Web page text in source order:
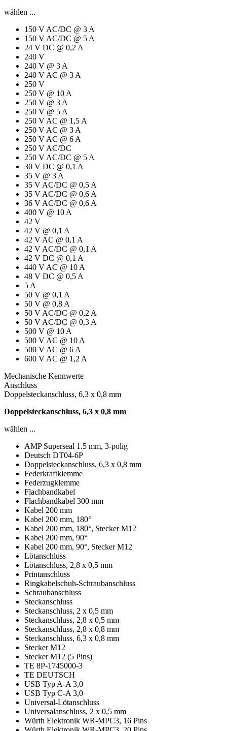
wählen ...
150 V AC/DC @ 3 A
150 V AC/DC @ 5 A
24 V DC @ 0,2 A
240 V
240 V @ 3 A
240 V AC @ 3 A
250 V
250 V @ 10 A
250 V @ 3 A
250 V @ 5 A
250 V AC @ 1,5 A
250 V AC @ 3 A
250 V AC @ 6 A
250 V AC/DC
250 V AC/DC @ 5 A
30 V DC @ 0,1 A
35 V @ 3 A
35 V AC/DC @ 0,5 A
35 V AC/DC @ 0,6 A
36 V AC/DC @ 0,6 A
400 V @ 10 A
42 V
42 V @ 0,1 A
42 V AC @ 0,1 A
42 V AC/DC @ 0,1 A
42 V DC @ 0,1 A
440 V AC @ 10 A
48 V DC @ 0,5 A
5 A
50 V @ 0,1 A
50 V @ 0,8 A
50 V AC/DC @ 0,2 A
50 V AC/DC @ 0,3 A
500 V @ 10 A
500 V AC @ 10 A
500 V AC @ 6 A
600 V AC @ 1,2 A
Mechanische Kennwerte
Anschluss
Doppelsteckanschluss, 6,3 x 0,8 mm
Doppelsteckanschluss, 6,3 x 0,8 mm
wählen ...
AMP Superseal 1.5 mm, 3-polig
Deutsch DT04-6P
Doppelsteckanschluss, 6,3 x 0,8 mm
Federkraftklemme
Federzugklemme
Flachbandkabel
Flachbandkabel 300 mm
Kabel 200 mm
Kabel 200 mm, 180°
Kabel 200 mm, 180°, Stecker M12
Kabel 200 mm, 90°
Kabel 200 mm, 90°, Stecker M12
Lötanschluss
Lötanschluss, 2,8 x 0,5 mm
Printanschluss
Ringkabelschuh-Schraubanschluss
Schraubanschluss
Steckanschluss
Steckanschluss, 2 x 0,5 mm
Steckanschluss, 2,8 x 0,5 mm
Steckanschluss, 2,8 x 0,8 mm
Steckanschluss, 6,3 x 0,8 mm
Stecker M12
Stecker M12 (5 Pins)
TE 8P-1745000-3
TE DEUTSCH
USB Typ A-A 3,0
USB Typ C-A 3,0
Universal-Lötanschluss
Universalanschluss, 2 x 0,5 mm
Würth Elektronik WR-MPC3, 16 Pins